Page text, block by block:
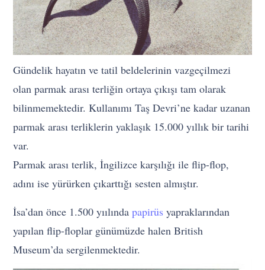
Gündelik hayatın ve tatil beldelerinin vazgeçilmezi
olan parmak arası terliğin ortaya çıkışı tam olarak
bilinmemektedir. Kullanımı Taş Devri’ne kadar uzanan
parmak arası terliklerin yaklaşık 15.000 yıllık bir tarihi
var.
Parmak arası terlik, İngilizce karşılığı ile flip-flop,
adını ise yürürken çıkarttığı sesten almıştır.
İsa’dan önce 1.500 yıılındapapirüs yapraklarından
yapılan flip-floplar günümüzde halen British
Museum’da sergilenmektedir.